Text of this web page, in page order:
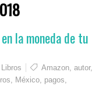
la moneda de tu
Libros Amazon ,autor,
México pagos